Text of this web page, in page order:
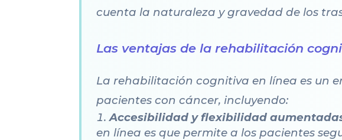
cuenta la naturaleza y gravedad de los
Las ventajas de la rehabilitación
La rehabilitación cognitiva en línea es un
pacientes con cáncer, incluyendo:
Accesibilidad y flexibilidad
en línea es que permite a los pacientes